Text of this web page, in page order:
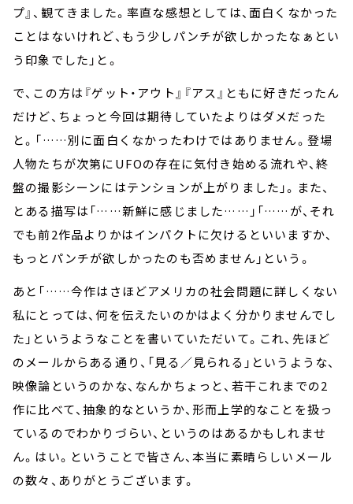
プ』、観てきました。率直な感想としては、面白くなかった
ことはないけれど、もう少しパンチが欲しかったなぁとい
う印象でした」と。
で、この方は『ゲット・アウト』『アス』ともに好きだったん
だけど、ちょっと今回は期待していたよりはダメだった
と。「……別に面白くなかったわけではありません。登場
人物たちが次第にUFOの存在に気付き始める流れや、終
盤の撮影シーンにはテンションが上がりました」。また、
とある描写は「……新鮮に感じました……」「……が、それ
でも前2作品よりかはインパクトに欠けるといいますか、
もっとパンチが欲しかったのも否めません」という。
あと「……今作はさほどアメリカの社会問題に詳しくない
私にとっては、何を伝えたいのかはよく分かりませんでし
た」というようなことを書いていただいて。これ、先ほど
のメールからある通り、「見る／見られる」というような、
映像論というのかな、なんかちょっと、若干これまでの2
作に比べて、抽象的なというか、形而上学的なことを扱っ
ているのでわかりづらい、というのはあるかもしれませ
ん。はい。ということで皆さん、本当に素晴らしいメール
の数々、ありがとうございます。